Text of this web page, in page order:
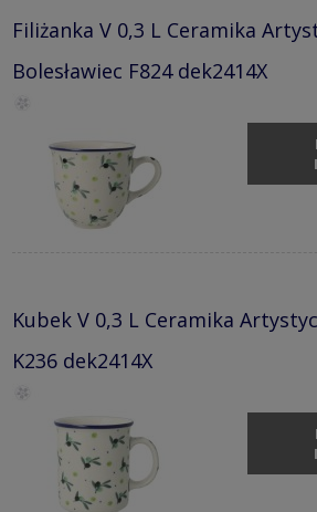
Filiżanka V 0,3 L Ceramika
Bolesławiec F824 dek2414X
Kubek V 0,3 L Ceramika
K236 dek2414X